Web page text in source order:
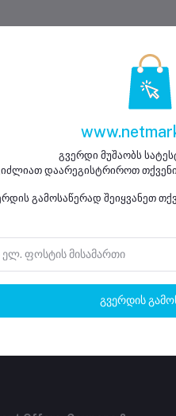
პოლიტიკა
შესაძლებლობა
გვერდი მუშაობს
დაარეგისტრიროთ
გამოსაწერად შეიყვანეთ
გვერდის